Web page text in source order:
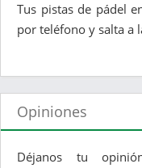
Tus pistas de pádel
por teléfono y salta a
Opiniones
Déjanos tu